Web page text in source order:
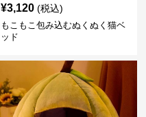
¥3,120 (税込)
もこもこ包み込むぬくぬく猫ベ
ッド